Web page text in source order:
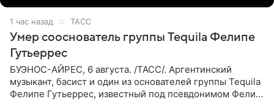
1 час назад ТАСС
Умер сооснователь группы Tequila Фелипе
Гутьеррес
БУЭНОС-АЙРЕС, 6 августа. /ТАСС/. Аргентинский
музыкант, басист и один из основателей группы Tequila
Фелипе Гутьеррес, известный под псевдонимом Фелипе